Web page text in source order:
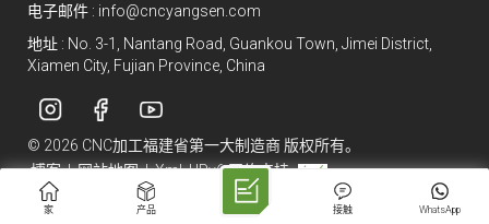
电子邮件 : info@cncyangsen.com
地址 : No. 3-1, Nantang Road, Guankou Town, Jimei District,
Xiamen City, Fujian Province, China
© 2026 CNC加工福建省第一大制造商 版权所有。
博客|网站地图|Xml|IPv6 网络支持
家 产品 WhatsApp
接触